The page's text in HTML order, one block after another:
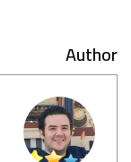
Author